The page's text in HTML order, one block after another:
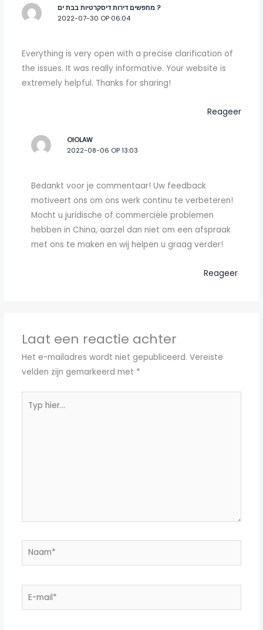
מחפשים דירות דיסקרטיות בבת ים ?
2022-07-30 OP 06:04
Everything is very open with a precise clarification of
the issues. It was really informative. Your website is
extremely helpful. Thanks for sharing!
Reageer
OIOLAW
2022-08-06 OP 13:03
Bedankt voor je commentaar! Uw feedback
motiveert ons om ons werk continu te verbeteren!
Mocht u juridische of commerciële problemen
hebben in China, aarzel dan niet om een afspraak
met ons te maken en wij helpen u graag verder!
Reageer
Laat een reactie achter
Het e-mailadres wordt niet gepubliceerd. Vereiste
velden zijn gemarkeerd met *
hier...
Naam*
E-